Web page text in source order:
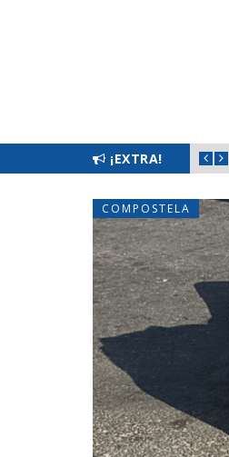
¡EXTRA!
2026» EN LA PRIMAVERA
COMPOSTELA